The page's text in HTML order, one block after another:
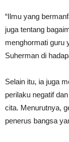
“Ilmu yang
juga tentang
menghormati guru
Suherman di
Selain itu, ia juga
perilaku negatif
cita. Menurutnya,
penerus bangsa